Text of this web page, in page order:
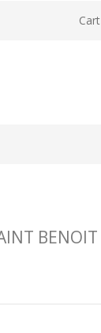
Cart
BENOIT